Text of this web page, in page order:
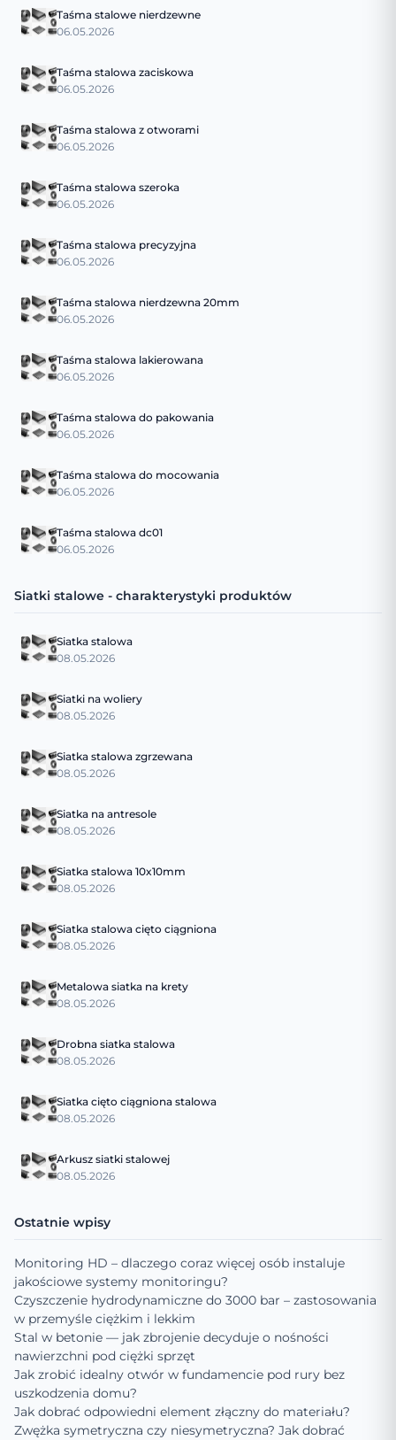
Taśma stalowe nierdzewne
06.05.2026
Taśma stalowa zaciskowa
06.05.2026
Taśma stalowa z otworami
06.05.2026
Taśma stalowa szeroka
06.05.2026
Taśma stalowa precyzyjna
06.05.2026
Taśma stalowa nierdzewna 20mm
06.05.2026
Taśma stalowa lakierowana
06.05.2026
Taśma stalowa do pakowania
06.05.2026
Taśma stalowa do mocowania
06.05.2026
Taśma stalowa dc01
06.05.2026
Siatki stalowe - charakterystyki produktów
Siatka stalowa
08.05.2026
Siatki na woliery
08.05.2026
Siatka stalowa zgrzewana
08.05.2026
Siatka na antresole
08.05.2026
Siatka stalowa 10x10mm
08.05.2026
Siatka stalowa cięto ciągniona
08.05.2026
Metalowa siatka na krety
08.05.2026
Drobna siatka stalowa
08.05.2026
Siatka cięto ciągniona stalowa
08.05.2026
Arkusz siatki stalowej
08.05.2026
Ostatnie wpisy
Monitoring HD – dlaczego coraz więcej osób instaluje
jakościowe systemy monitoringu?
Czyszczenie hydrodynamiczne do 3000 bar – zastosowania
w przemyśle ciężkim i lekkim
Stal w betonie — jak zbrojenie decyduje o nośności
nawierzchni pod ciężki sprzęt
Jak zrobić idealny otwór w fundamencie pod rury bez
uszkodzenia domu?
Jak dobrać odpowiedni element złączny do materiału?
Zwężka symetryczna czy niesymetryczna? Jak dobrać